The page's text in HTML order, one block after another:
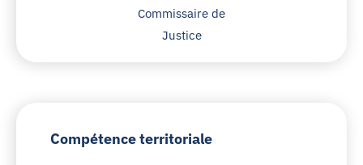
Commissaire de
Justice
Compétence territoriale